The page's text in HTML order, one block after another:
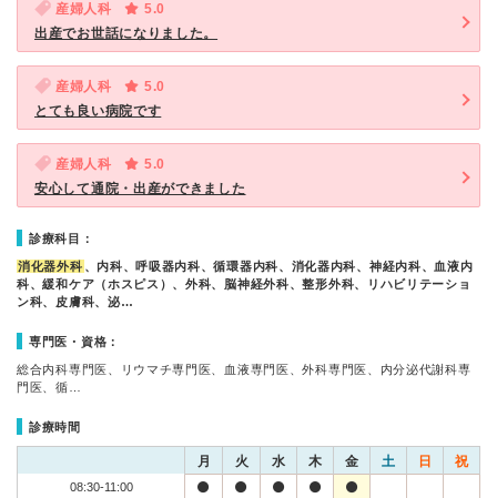
産婦人科
5.0
出産でお世話になりました。
産婦人科
5.0
とても良い病院です
産婦人科
5.0
安心して通院・出産ができました
診療科目：
消化器外科 、内科、呼吸器内科、循環器内科、消化器内科、神経内科、血液内
科、緩和ケア（ホスピス）、外科、脳神経外科、整形外科、リハビリテーショ
ン科、皮膚科、泌…
専門医・資格：
総合内科専門医、リウマチ専門医、血液専門医、外科専門医、内分泌代謝科専
門医、循…
診療時間
月 火 水 木 金 土 日 祝
08:30-11:00